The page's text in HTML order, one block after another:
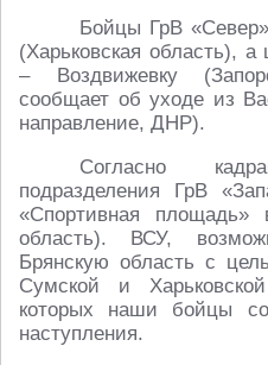
Бойцы ГрВ
(Харьковская область),
– Воздвижевку
сообщает об уходе из
направление, ДНР).
Согласно
подразделения ГрВ
«Спортивная площадь»
область). ВСУ,
Брянскую область с
Сумской и
которых наши бойцы
наступления.